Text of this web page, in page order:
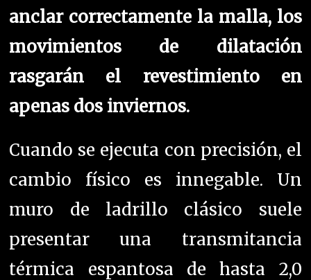
anclar correctamente la malla, los
movimientos de dilatación
rasgarán el revestimiento en
apenas dos inviernos.
Cuando se ejecuta con precisión, el
cambio físico es innegable. Un
muro de ladrillo clásico suele
presentar una transmitancia
térmica espantosa de hasta 2,0